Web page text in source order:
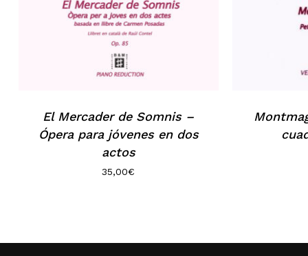
El Mercader de Somnis –
Ópera para jóvenes en dos
actos
35,00€